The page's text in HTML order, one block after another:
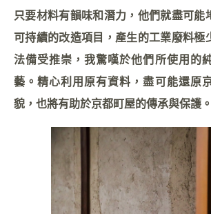
只要材料有韻味和潛力，他們就盡可能
可持續的改造項目，產生的工業廢料極
法備受推崇，我驚嘆於他們所使用的
藝。精心利用原有資料，盡可能還原
貌，也將有助於京都町屋的傳承與保護。